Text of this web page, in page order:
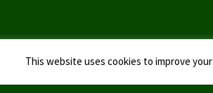
This website uses cookies to improve